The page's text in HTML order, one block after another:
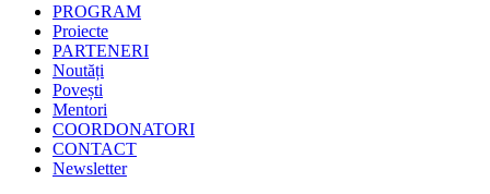
PROGRAM
Proiecte
PARTENERI
Noutăți
Povești
Mentori
COORDONATORI
CONTACT
Newsletter